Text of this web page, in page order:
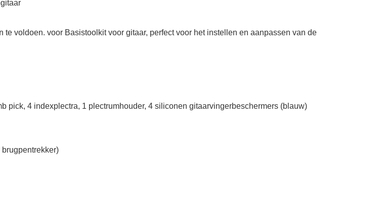
te voldoen. voor Basistoolkit voor gitaar, perfect voor het instellen en aanpassen van de
pick, 4 indexplectra, 1 plectrumhouder, 4 siliconen gitaarvingerbeschermers (blauw)